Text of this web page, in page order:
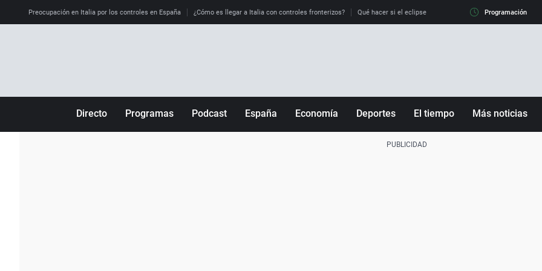
Preocupación en Italia por los controles en España ¿Cómo es llegar a Italia con controles fronterizos? Qué hacer si el eclipse me pilla conduciendo Qué tiempo
Programación
Directo Programas Podcast España Economía Deportes El tiempo Más noticias